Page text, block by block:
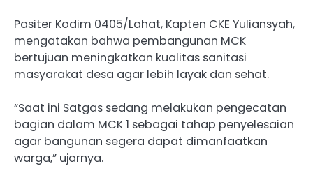
Pasiter Kodim 0405/Lahat, Kapten CKE Yuliansyah,
mengatakan bahwa pembangunan MCK
bertujuan meningkatkan kualitas sanitasi
masyarakat desa agar lebih layak dan sehat.
“Saat ini Satgas sedang melakukan pengecatan
bagian dalam MCK 1 sebagai tahap penyelesaian
agar bangunan segera dapat dimanfaatkan
warga,” ujarnya.